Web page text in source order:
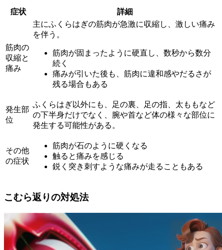
症状 詳細
筋肉の
収縮と
痛み
主にふくらはぎの筋肉が急激に収縮し、激しい痛み
を伴う。
筋肉が固まったように硬直し、数秒から数分
続く
痛みが引いた後も、筋肉に違和感やだるさが
残る場合もある
発生部
位
ふくらはぎ以外にも、足の裏、足の指、太ももなど
の下半身だけでなく、腕や首など体の様々な部位に
発生する可能性がある。
その他
の症状
筋肉が石のように硬くなる
触ると痛みを感じる
鋭く突き刺すような痛みが走ることもある
こむら返りの対処法